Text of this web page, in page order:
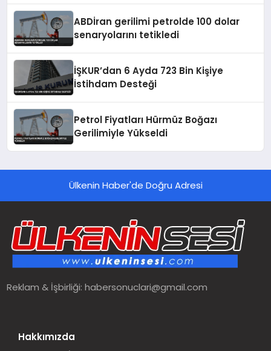
ABDİran gerilimi petrolde 100 dolar
senaryolarını tetikledi
İŞKUR’dan 6 Ayda 723 Bin Kişiye
İstihdam Desteği
Petrol Fiyatları Hürmüz Boğazı
Gerilimiyle Yükseldi
Ülkenin Haber'de Doğru Adresi
Reklam & İşbirliği:habersonuclari@gmail.com
Hakkımızda